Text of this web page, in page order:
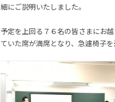
細にご説明いたしました。
予定を上回る７６名の皆さまにお
ていた席が満席となり、急遽椅子